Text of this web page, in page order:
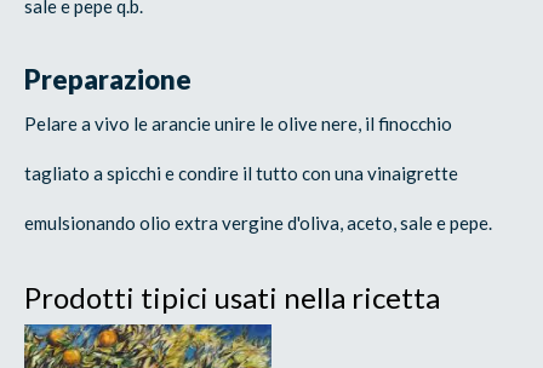
sale e pepe q.b.
Preparazione
Pelare a vivo le arancie unire le olive nere, il finocchio
tagliato a spicchi e condire il tutto con una vinaigrette
emulsionando olio extra vergine d'oliva, aceto, sale e pepe.
Prodotti tipici usati nella ricetta